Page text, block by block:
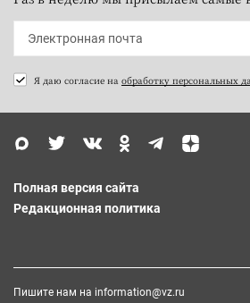
Я даю согласие на обработку персональных
Полная версия сайта
Редакционная политика
Пишите нам на information@vz.ru